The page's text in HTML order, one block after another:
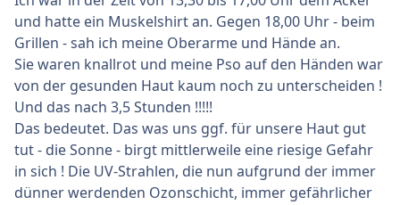
und hatte ein Muskelshirt an. Gegen 18,00 Uhr - beim
Grillen - sah ich meine Oberarme und Hände an.
Sie waren knallrot und meine Pso auf den Händen war
von der gesunden Haut kaum noch zu unterscheiden !
Und das nach 3,5 Stunden !!!!!
Das bedeutet. Das was uns ggf. für unsere Haut gut
tut - die Sonne - birgt mittlerweile eine riesige Gefahr
in sich ! Die UV-Strahlen, die nun aufgrund der immer
dünner werdenden Ozonschicht, immer gefährlicher